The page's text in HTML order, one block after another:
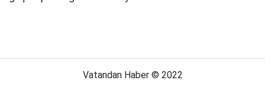
Vatandan Haber © 2022